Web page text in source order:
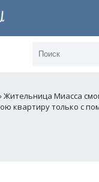
Жительница Миасса
квартиру только с